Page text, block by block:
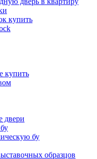
купить
купить
двери
бу
образцов